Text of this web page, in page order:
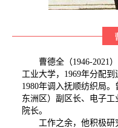
曹德全（1946-2021）
工业大学，1969年分配到
1980年调入抚顺纺织局
东洲区）副区长、电子
院长。
工作之余，他积极研